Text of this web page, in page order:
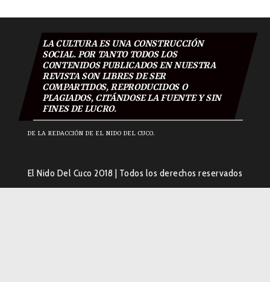
LA CULTURA ES UNA CONSTRUCCIÓN
SOCIAL. POR TANTO TODOS LOS
CONTENIDOS PUBLICADOS EN NUESTRA
REVISTA SON LIBRES DE SER
COMPARTIDOS, REPRODUCIDOS O
PLAGIADOS, CITÁNDOSE LA FUENTE Y SIN
FINES DE LUCRO.
DE LA REDACCIÓN DE EL NIDO DEL CUCO.
El Nido Del Cuco 2018 | Todos los derechos reservados